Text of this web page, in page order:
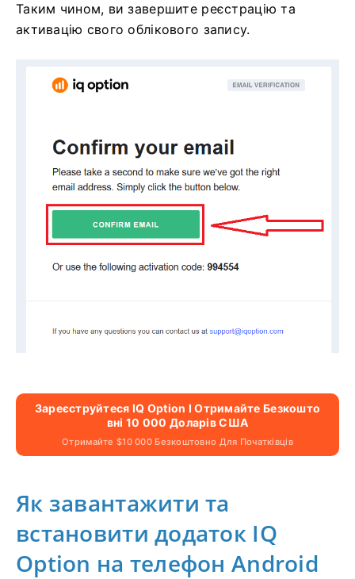
Таким чином, ви завершите реєстрацію та
активацію свого облікового запису.
Зареєструйтеся IQ Option І Отримайте Безкошто
Вні 10 000 Доларів США
Отримайте $10 000 Безкоштовно Для Початківців
Як завантажити та
встановити додаток IQ
Option на телефон Android